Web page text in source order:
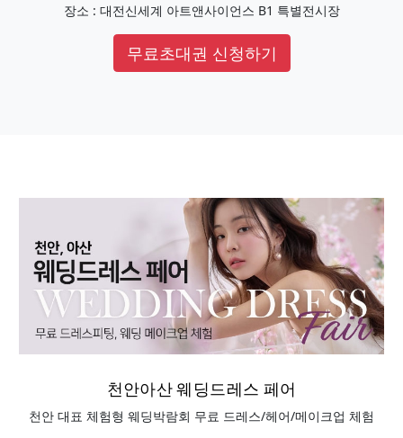
장소 : 대전신세계 아트앤사이언스 B1 특별전시장
무료초대권 신청하기
천안아산 웨딩드레스 페어
천안 대표 체험형 웨딩박람회 무료 드레스/헤어/메이크업 체험